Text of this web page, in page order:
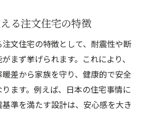
境を維持する工夫とは
全を守る住まいづくりの注意点
る注文住宅の特徴
文住宅の特徴として、耐震性や断
まず挙げられます。これにより、
差から家族を守り、健康的で安全
ます。例えば、日本の住宅事情に
準を満たす設計は、安心感を大き